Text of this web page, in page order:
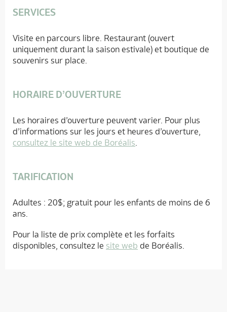
SERVICES
Visite en parcours libre. Restaurant (ouvert
uniquement durant la saison estivale) et boutique de
souvenirs sur place.
HORAIRE D’OUVERTURE
Les horaires d’ouverture peuvent varier. Pour plus
d’informations sur les jours et heures d’ouverture,
consultez le site web de Boréalis.
TARIFICATION
Adultes : 20$; gratuit pour les enfants de moins de 6
ans.
Pour la liste de prix complète et les forfaits
disponibles, consultez le site web de Boréalis.